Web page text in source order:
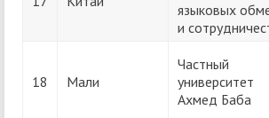
языковых
и
18 Мали
Частный
университет
Ахмед Баба